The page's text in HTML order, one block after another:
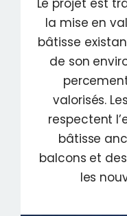
la mise en
bâtisse
de son
valorisés.
respectent
bâtisse
balcons et
les